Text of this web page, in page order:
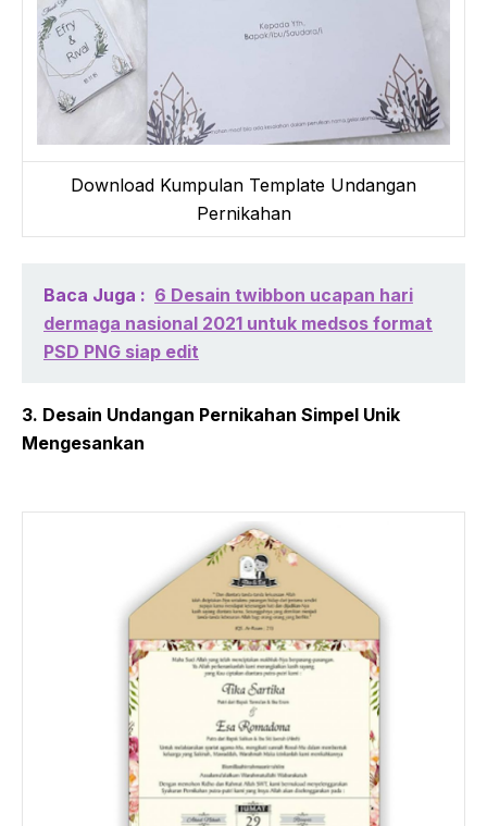
Download Kumpulan Template Undangan
Pernikahan
Baca Juga : 6 Desain twibbon ucapan hari
dermaga nasional 2021 untuk medsos format
PSD PNG siap edit
3. Desain Undangan Pernikahan Simpel Unik
Mengesankan